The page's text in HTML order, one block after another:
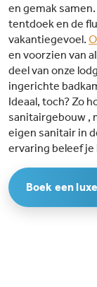
en gemak
tentdoek en de
vakantiegevoel.
en voorzien van
deel van onze
ingerichte
Ideaal, toch? Zo
sanitairgebouw ,
eigen sanitair in
ervaring beleef je
Boek een